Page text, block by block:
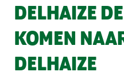
DELHAIZE
KOMEN
DELHAIZE